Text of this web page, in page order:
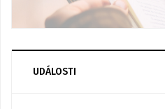
UDÁLOSTI